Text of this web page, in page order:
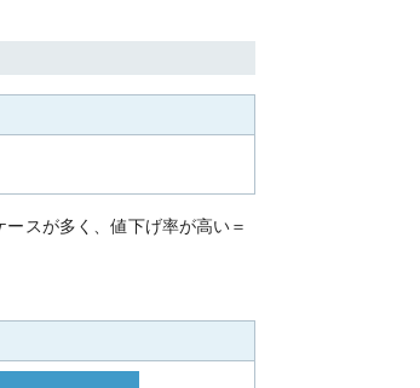
スが多く、値下げ率が高い＝